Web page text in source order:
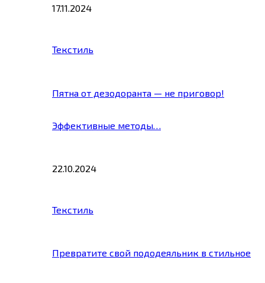
17.11.2024
Текстиль
Пятна от дезодоранта — не приговор!
Эффективные методы…
22.10.2024
Текстиль
Превратите свой пододеяльник в стильное